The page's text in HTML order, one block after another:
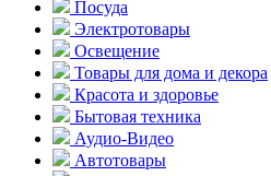
Посуда
Электротовары
Освещение
Товары для дома и декора
Красота и здоровье
Бытовая техника
Аудио-Видео
Автотовары